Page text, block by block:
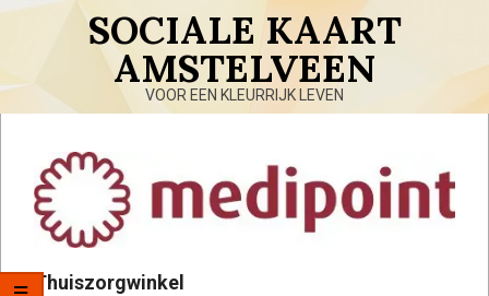
Skip
SOCIALE KAART
AMSTELVEEN
VOOR EEN KLEURRIJK LEVEN
Navigation
Menu
Thuiszorgwinkel